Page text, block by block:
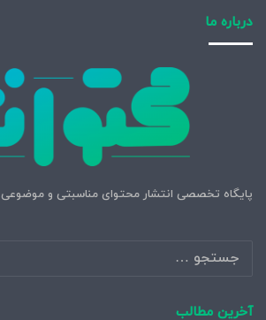
درباره ما
پایگاه تخصصی انتشار محتوای مناسبتی و موضوعی
آخرین مطالب